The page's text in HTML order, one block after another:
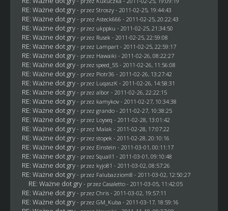
RE: Ważne dot gry - przez Stroszy- 2011-02-25, 19:44:43
RE: Ważne dot gry - przez Asteck666 - 2011-02-25, 20:22:43
RE: Ważne dot gry - przez ukppku - 2011-02-25, 21:34:50
RE: Ważne dot gry - przez Rusek - 2011-02-25, 22:59:08
RE: Ważne dot gry - przez Lampart- 2011-02-25, 22:59:17
RE: Ważne dot gry - przez Hawaiki - 2011-02-26, 08:22:27
RE: Ważne dot gry - przez speed_55 - 2011-02-26, 11:56:08
RE: Ważne dot gry - przez Piotr36 - 2011-02-26, 13:27:42
RE: Ważne dot gry - przez LuqaszK - 2011-02-26, 14:58:31
RE: Ważne dot gry - przez albor - 2011-02-26, 22:22:15
RE: Ważne dot gry - przez kamykov- 2011-02-27, 10:34:38
RE: Ważne dot gry - przez grando- 2011-02-27, 10:38:25
RE: Ważne dot gry - przez Loyseq - 2011-02-28, 13:01:42
RE: Ważne dot gry - przez Malak - 2011-02-28, 17:07:22
RE: Ważne dot gry - przez stopek - 2011-02-28, 20:10:16
RE: Ważne dot gry - przez Einstein - 2011-03-01, 00:11:17
RE: Ważne dot gry - przez Squall1 - 2011-03-01, 09:10:48
RE: Ważne dot gry - przez kyjo81 - 2011-03-02, 08:57:26
RE: Ważne dot gry - przez Falubazziom8 - 2011-03-02, 12:50:27
RE: Ważne dot gry - przez Casaletto- 2011-03-05, 11:42:05
RE: Ważne dot gry - przez Chris- 2011-03-02, 19:57:11
RE: Ważne dot gry - przez GM_Kuba - 2011-03-17, 18:59:16